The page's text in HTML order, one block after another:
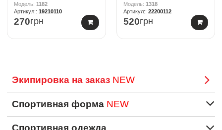
1182
19210110
270грн
1318
22200112
520грн
Экипировка на заказ NEW
Спортивная форма NEW